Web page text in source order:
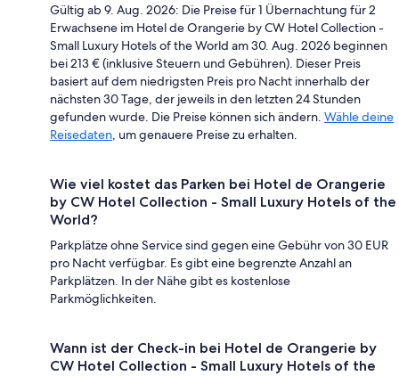
Gültig ab 9. Aug. 2026: Die Preise für 1 Übernachtung für 2
Erwachsene im Hotel de Orangerie by CW Hotel Collection -
Small Luxury Hotels of the World am 30. Aug. 2026 beginnen
bei 213 € (inklusive Steuern und Gebühren). Dieser Preis
basiert auf dem niedrigsten Preis pro Nacht innerhalb der
nächsten 30 Tage, der jeweils in den letzten 24 Stunden
gefunden wurde. Die Preise können sich ändern. Wähle deine
Reisedaten, um genauere Preise zu erhalten.
Wie viel kostet das Parken bei Hotel de Orangerie
by CW Hotel Collection - Small Luxury Hotels of the
World?
Parkplätze ohne Service sind gegen eine Gebühr von 30 EUR
pro Nacht verfügbar. Es gibt eine begrenzte Anzahl an
Parkplätzen. In der Nähe gibt es kostenlose
Parkmöglichkeiten.
Wann ist der Check-in bei Hotel de Orangerie by
CW Hotel Collection - Small Luxury Hotels of the